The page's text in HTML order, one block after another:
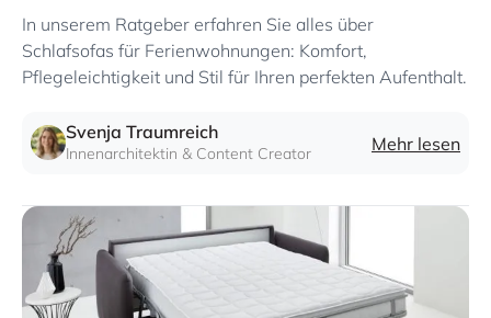
In unserem Ratgeber erfahren Sie alles über
Schlafsofas für Ferienwohnungen: Komfort,
Pflegeleichtigkeit und Stil für Ihren perfekten Aufenthalt.
Svenja Traumreich
Innenarchitektin & Content Creator Mehr lesen